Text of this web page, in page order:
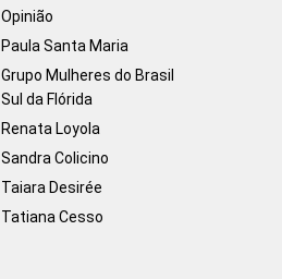
Opinião
Paula Santa Maria
Grupo Mulheres do Brasil
Sul da Flórida
Renata Loyola
Sandra Colicino
Taiara Desirée
Tatiana Cesso